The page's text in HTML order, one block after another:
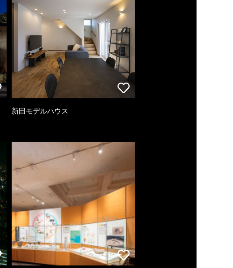
新田モデルハウス